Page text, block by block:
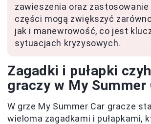
zawieszenia oraz zastosowanie
części mogą zwiększyć
jak i manewrowość, co jest
sytuacjach kryzysowych.
Zagadki i pułapki
graczy w My Summer
W grze My Summer Car gracze
wieloma zagadkami i pułapkami,